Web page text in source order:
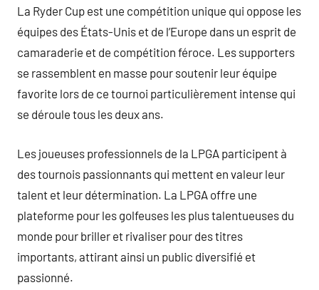
La Ryder Cup est une compétition unique qui oppose les
équipes des États-Unis et de l’Europe dans un esprit de
camaraderie et de compétition féroce. Les supporters
se rassemblent en masse pour soutenir leur équipe
favorite lors de ce tournoi particulièrement intense qui
se déroule tous les deux ans.
Les joueuses professionnels de la LPGA participent à
des tournois passionnants qui mettent en valeur leur
talent et leur détermination. La LPGA offre une
plateforme pour les golfeuses les plus talentueuses du
monde pour briller et rivaliser pour des titres
importants, attirant ainsi un public diversifié et
passionné.